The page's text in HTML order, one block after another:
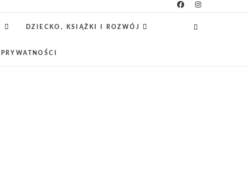
rodzicielsko-
CIEKAWE PROJEKTY DIY Z DZIECKIEM,
DZIECKO, KSIĄŻKI I ROZWÓJ